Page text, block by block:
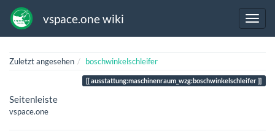
vspace.one wiki
Zuletzt angesehen boschwinkelschleifer
ausstattung:maschinenraum_wzg:boschwinkelschleifer
Seitenleiste
vspace.one